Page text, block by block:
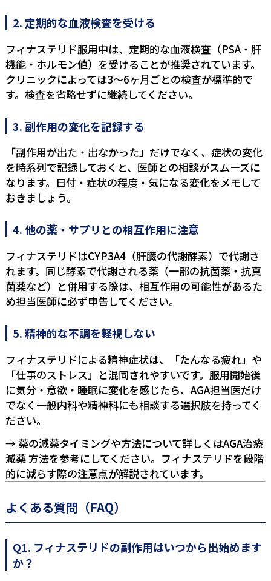
2. 定期的な血液検査を受ける
フィナステリド服用中は、定期的な血液検査（PSA・肝
機能・ホルモン値）を受けることが推奨されています。
クリニックによっては3〜6ヶ月ごとの検査が標準的で
す。検査を省略せずに継続してください。
3. 副作用の変化を記録する
「副作用が出た・出なかった」だけでなく、症状の変化
を時系列で記録しておくと、医師との相談がスムーズに
なります。日付・症状の程度・気になる変化をメモして
おきましょう。
4. 他の薬・サプリとの相互作用に注意
フィナステリドはCYP3A4（肝臓の代謝酵素）で代謝さ
れます。同じ酵素で代謝される薬（一部の抗菌薬・抗真
菌薬など）と併用する際は、相互作用の可能性があるた
め担当医師に必ず申告してください。
5. 精神的な不調を軽視しない
フィナステリドによる精神症状は、「たんなる疲れ」や
「仕事のストレス」と混同されやすいです。服用開始後
に気分・意欲・睡眠に変化を感じたら、AGA担当医だけ
でなく一般内科や精神科にも相談する選択肢を持ってく
ださい。
→ 薬の減薬タイミングや方法について詳しくはAGA治療
減薬 方法を参考にしてください。フィナステリドを段階
的に減らす際の注意点が解説されています。
よくある質問（FAQ）
Q1. フィナステリドの副作用はいつから出始めます
か？